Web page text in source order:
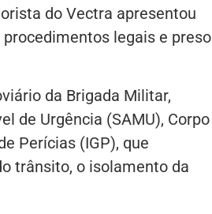
do Vectra apresentou
legais e preso
da Brigada Militar,
de Urgência (SAMU), Corpo
Perícias (IGP), que
trânsito, o isolamento da